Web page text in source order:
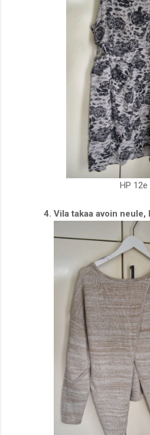
HP 12e
4. Vila takaa avoin neule,